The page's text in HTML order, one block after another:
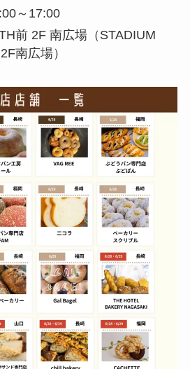
～17:00
前 2F 南広場（STADIUM
南広場）